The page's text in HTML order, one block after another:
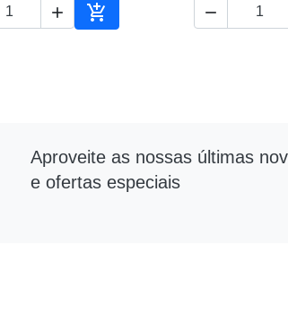
 
Adicionar ao carrinho

Aproveite as nossas últimas
e ofertas especiais